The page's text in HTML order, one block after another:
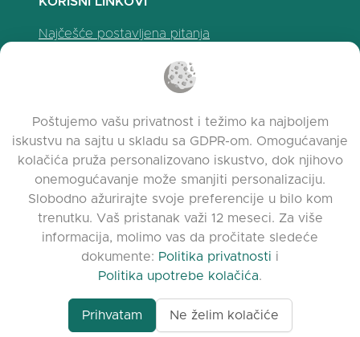
Najčešće postavljena pitanja
Politika upotrebe kolačića
Napomene o izdanju
www.quora.com/
Agent-7/Maximizing-
© 2026 clasora.com platform | Sva prava
Poštujemo vašu privatnost i težimo ka najboljem
iskustvu na sajtu u skladu sa GDPR-om. Omogućavanje
kolačića pruža personalizovano iskustvo, dok njihovo
onemogućavanje može smanjiti personalizaciju.
Slobodno ažurirajte svoje preferencije u bilo kom
trenutku. Vaš pristanak važi 12 meseci. Za više
informacija, molimo vas da pročitate sledeće
dokumente: Politika privatnosti i
Politika upotrebe kolačića.
Prihvatam Ne želim kolačiće